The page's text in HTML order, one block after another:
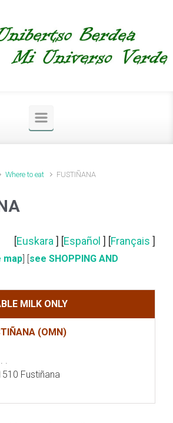
Where to eat FUSTIÑANA
[Euskara ] [Español ] [Français ]
map] [see SHOPPING AND
MILK ONLY
(OMN)
.
Fustiñana